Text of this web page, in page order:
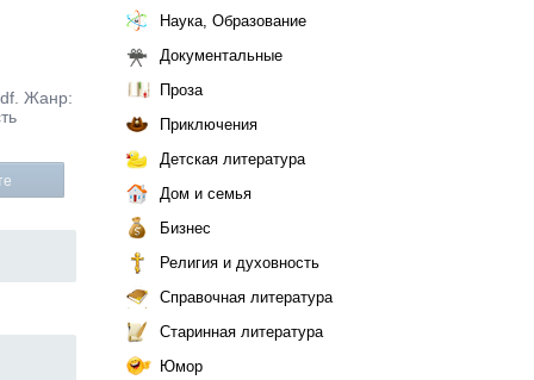
Жанр:
Наука, Образование
Документальные
Проза
Приключения
Детская литература
Дом и семья
Бизнес
Религия и духовность
Справочная литература
Старинная литература
Юмор